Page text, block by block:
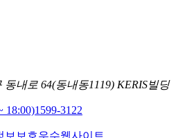
내로 64(동내동1119) KERIS빌딩
18:00)1599-3122